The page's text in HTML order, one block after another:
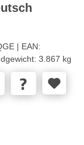
| EAN:
3.867 kg